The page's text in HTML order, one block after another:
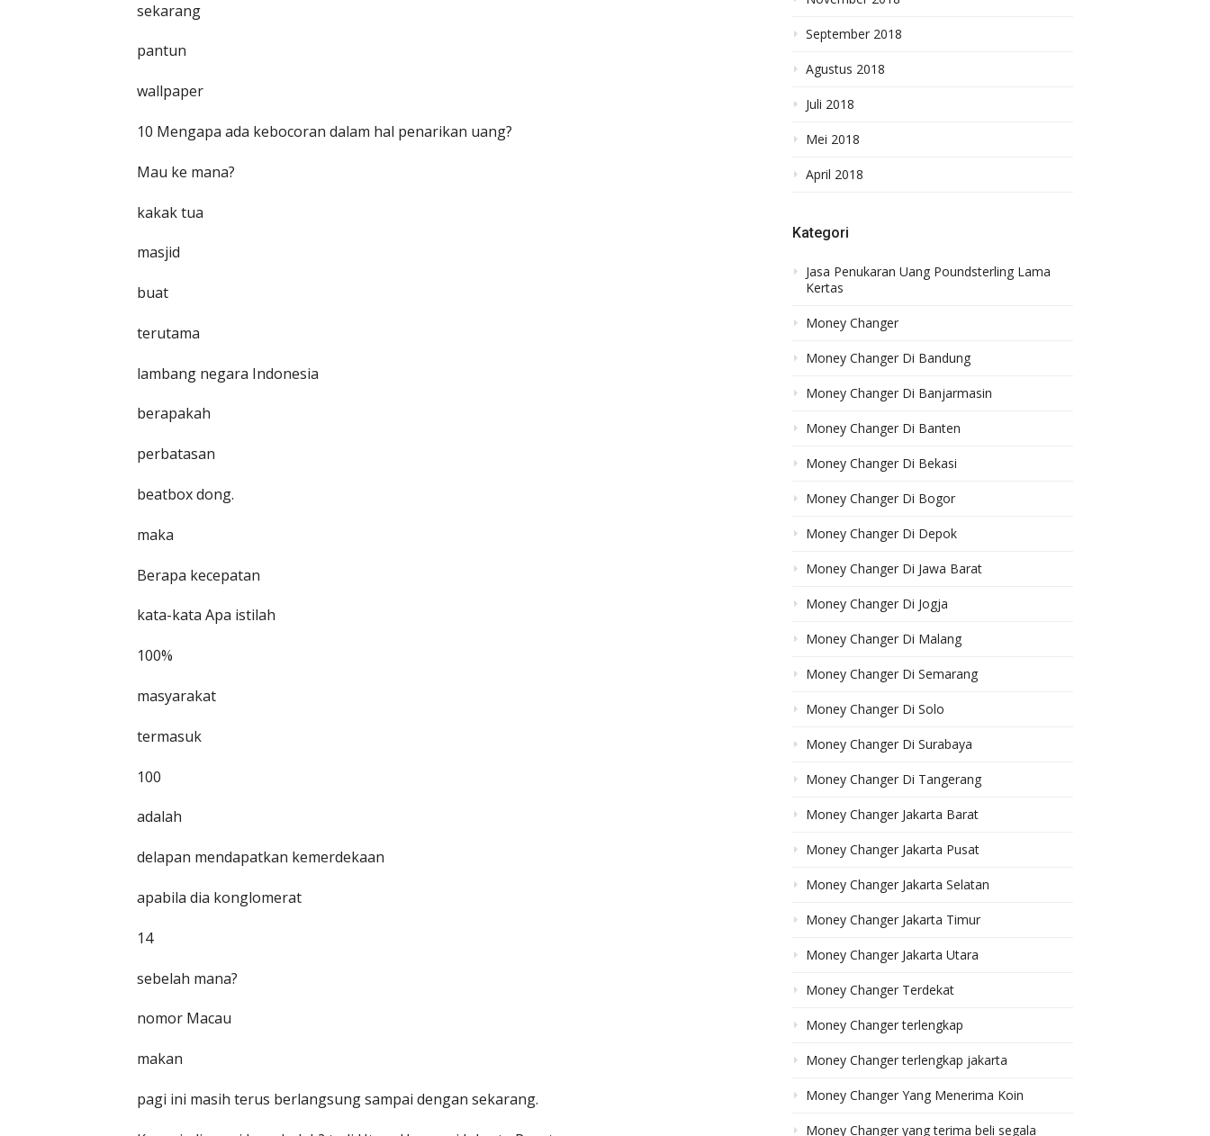
sekarang
pantun
wallpaper
10 Mengapa ada kebocoran dalam hal penarikan uang?
Mau ke mana?
kakak tua
masjid
buat
terutama
lambang negara Indonesia
berapakah
perbatasan
beatbox dong.
maka
Berapa kecepatan
kata-kata Apa istilah
100%
masyarakat
termasuk
100
adalah
delapan mendapatkan kemerdekaan
apabila dia konglomerat
14
sebelah mana?
nomor Macau
makan
pagi ini masih terus berlangsung sampai dengan sekarang.
September 2018
Agustus 2018
Juli 2018
Mei 2018
April 2018
Kategori
Jasa Penukaran Uang Poundsterling Lama
Kertas
Money Changer
Money Changer Di Bandung
Money Changer Di Banjarmasin
Money Changer Di Banten
Money Changer Di Bekasi
Money Changer Di Bogor
Money Changer Di Depok
Money Changer Di Jawa Barat
Money Changer Di Jogja
Money Changer Di Malang
Money Changer Di Semarang
Money Changer Di Solo
Money Changer Di Surabaya
Money Changer Di Tangerang
Money Changer Jakarta Barat
Money Changer Jakarta Pusat
Money Changer Jakarta Selatan
Money Changer Jakarta Timur
Money Changer Jakarta Utara
Money Changer Terdekat
Money Changer terlengkap
Money Changer terlengkap jakarta
Money Changer Yang Menerima Koin
Money Changer yang terima beli segala